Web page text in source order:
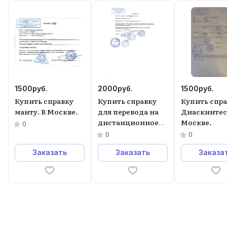
1500руб.
Купить справку
манту. В Москве.
0
Заказать
2000руб.
Купить справку
для перевода на
дистанционное
обучение в
Москве.
0
Заказать
1500руб.
Купить
Москве.
0